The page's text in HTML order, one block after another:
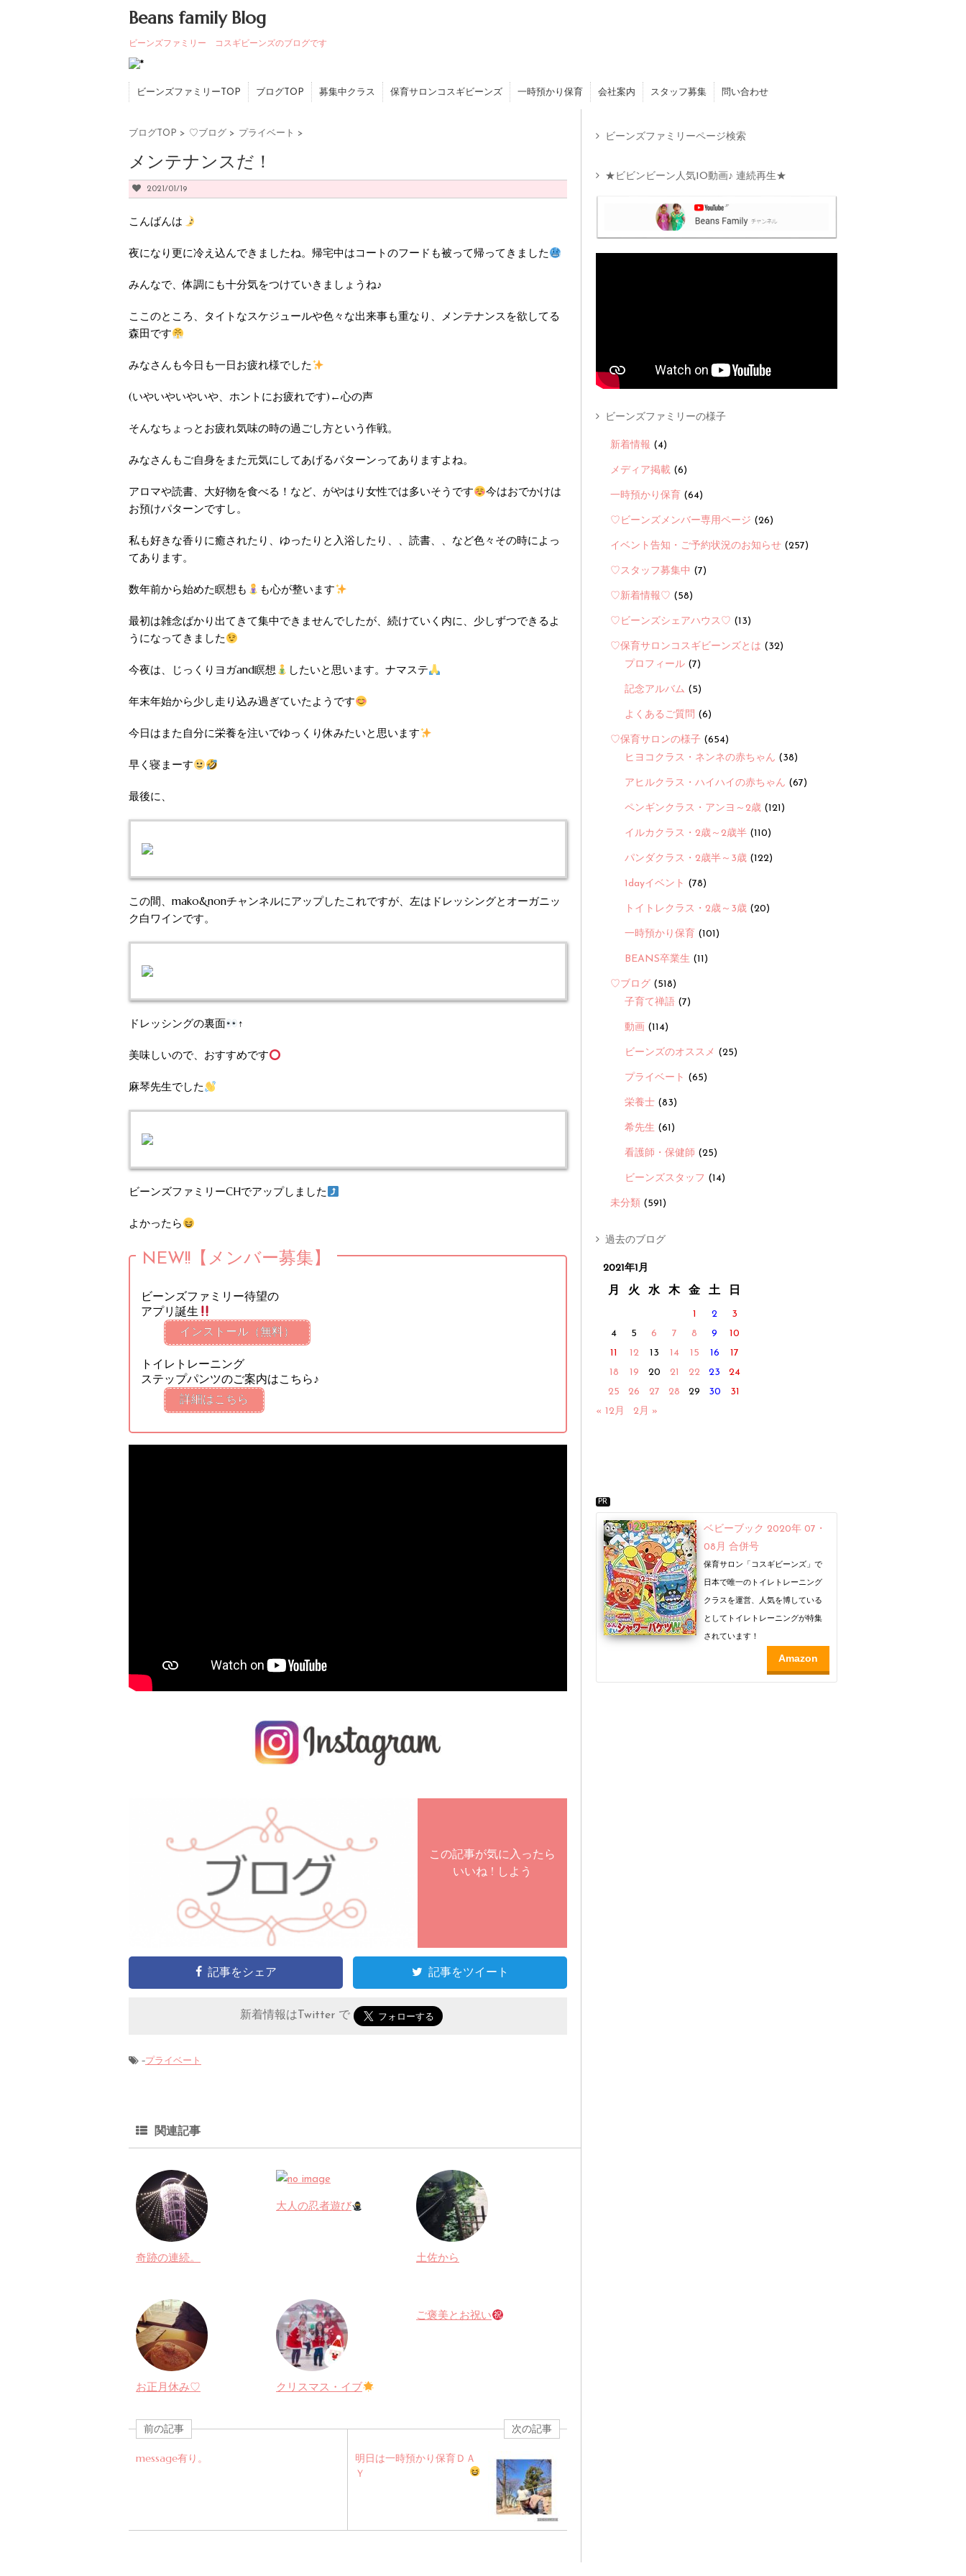
Beans family Blog
ビーンズファミリー コスギビーンズのブログです
ビーンズファミリーTOP ブログTOP 募集中クラス 保育サロンコスギビーンズ 一時預かり保育 会社案内 スタッフ募集 問い合わせ
ブログTOP > ♡ブログ > プライベート >
メンテナンスだ！
2021/01/19
こんばんは
夜になり更に冷え込んできましたね。帰宅中はコートのフードも被って帰ってきました
みんなで、体調にも十分気をつけていきましょうね♪
ここのところ、タイトなスケジュールや色々な出来事も重なり、メンテナンスを欲してる
森田です
みなさんも今日も一日お疲れ様でした
(いやいやいやいや、ホントにお疲れです)←心の声
そんなちょっとお疲れ気味の時の過ごし方という作戦。
みなさんもご自身をまた元気にしてあげるパターンってありますよね。
アロマや読書、大好物を食べる！など、がやはり女性では多いそうです
今はおでかけは
お預けパターンですし。
私も好きな香りに癒されたり、ゆったりと入浴したり、、読書、、など色々その時によっ
てあります。
数年前から始めた瞑想も も心が整います
最初は雑念ばかり出てきて集中できませんでしたが、続けていく内に、少しずつできるよ
うになってきました
今夜は、じっくりヨガand瞑想 したいと思います。ナマステ
年末年始から少し走り込み過ぎていたようです
今日はまた自分に栄養を注いでゆっくり休みたいと思います
早く寝まーす
最後に、
この間、mako&nonチャンネルにアップしたこれですが、左はドレッシングとオーガニッ
ク白ワインです。
ドレッシングの裏面 ↑
美味しいので、おすすめです
麻琴先生でした
ビーンズファミリーCHでアップしました
よかったら
NEW!!【メンバー募集】
ビーンズファミリー待望の
アプリ誕生
インストール（無料）
トイレトレーニング
ステップパンツのご案内はこちら♪
詳細はこちら
この記事が気に入ったら
いいね ! しよう
記事をシェア 記事をツイート
新着情報はTwitter で
-プライベート
関連記事
奇跡の連続。
大人の忍者遊び
土佐から
お正月休み♡ クリスマス・イブ
ご褒美とお祝い
前の記事
message有り。
次の記事
明日は一時預かり保育ＤＡ
Ｙ
ビーンズファミリーページ検索
★ビビンビーン人気10動画♪ 連続再生★
ビーンズファミリーの様子
新着情報 (4)
メディア掲載 (6)
一時預かり保育 (64)
♡ビーンズメンバー専用ページ (26)
イベント告知・ご予約状況のお知らせ (257)
♡スタッフ募集中 (7)
♡新着情報♡ (58)
♡ビーンズシェアハウス♡ (13)
♡保育サロンコスギビーンズとは (32)
プロフィール (7)
記念アルバム (5)
よくあるご質問 (6)
♡保育サロンの様子 (654)
ヒヨコクラス・ネンネの赤ちゃん (38)
アヒルクラス・ハイハイの赤ちゃん (67)
ペンギンクラス・アンヨ～2歳 (121)
イルカクラス・2歳～2歳半 (110)
パンダクラス・2歳半～3歳 (122)
1dayイベント (78)
トイトレクラス・2歳～3歳 (20)
一時預かり保育 (101)
BEANS卒業生 (11)
♡ブログ (518)
子育て禅語 (7)
動画 (114)
ビーンズのオススメ (25)
プライベート (65)
栄養士 (83)
希先生 (61)
看護師・保健師 (25)
ビーンズスタッフ (14)
未分類 (591)
過去のブログ
2021年1月
月 火 水 木 金 土 日
1 2
3
4
5 6 7 8 9
10
11
12 13 14 15 16
17
18
19 20 21 22 23
24
25
26 27 28 29 30
31
« 12月
2月 »
PR
ベビーブック 2020年 07・
08月 合併号
保育サロン「コスギビーンズ」で
日本で唯一のトイレトレーニング
クラスを運営、人気を博している
としてトイレトレーニングが特集
されています！
Amazon